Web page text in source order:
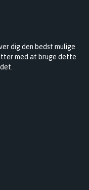
dig den bedst mulige
med at bruge dette